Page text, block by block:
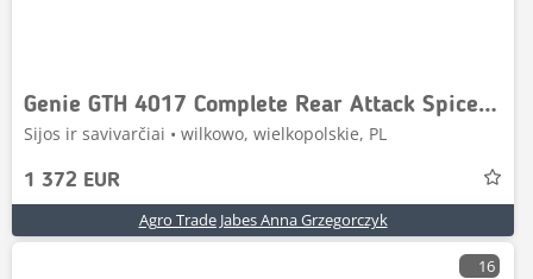
Genie GTH 4017 Complete Rear Attack Spicer 11X35
Sijos ir savivarčiai • wilkowo, wielkopolskie, PL
1 372 EUR
Agro Trade Jabes Anna Grzegorczyk
16